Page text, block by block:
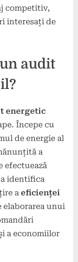
competitiv,
interesați de
audit
energetic
Începe cu
de energie al
a
efectuează
identifica
a eficienței
elaborarea unui
a economiilor